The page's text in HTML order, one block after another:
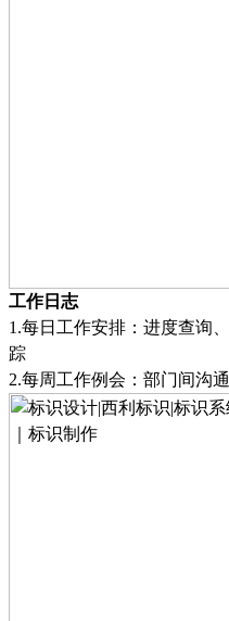
工作日志
1.每日工作安排：进度查询
踪
2.每周工作例会：部门间沟通